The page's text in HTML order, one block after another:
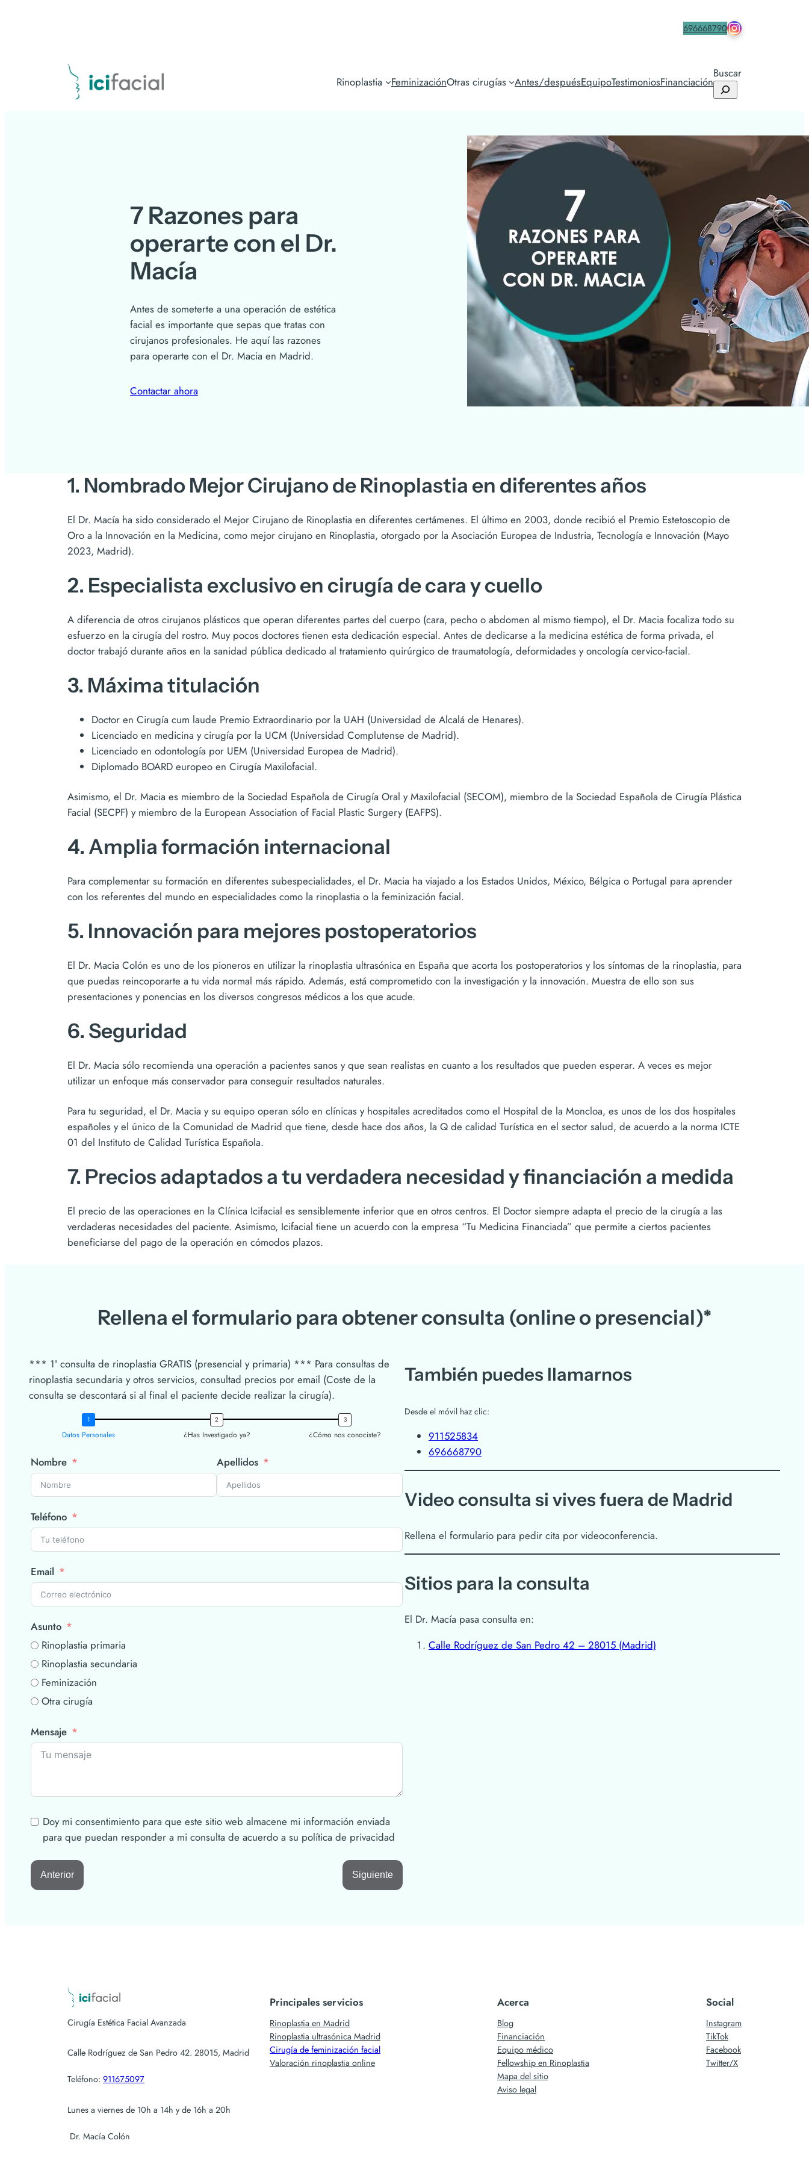
696668790
Rinoplastia FeminizaciónOtras cirugías Antes/despuésEquipoTestimoniosFinanciación
Buscar
7 Razones para
operarte con el Dr.
Macía
Antes de someterte a una operación de estética
facial es importante que sepas que tratas con
cirujanos profesionales. He aquí las razones
para operarte con el Dr. Macia en Madrid.
Contactar ahora
1. Nombrado Mejor Cirujano de Rinoplastia en diferentes años
El Dr. Macía ha sido considerado el Mejor Cirujano de Rinoplastia en diferentes certámenes. El último en 2003, donde recibió el Premio Estetoscopio de
Oro a la Innovación en la Medicina, como mejor cirujano en Rinoplastia, otorgado por la Asociación Europea de Industria, Tecnología e Innovación (Mayo
2023, Madrid).
2. Especialista exclusivo en cirugía de cara y cuello
A diferencia de otros cirujanos plásticos que operan diferentes partes del cuerpo (cara, pecho o abdomen al mismo tiempo), el Dr. Macia focaliza todo su
esfuerzo en la cirugía del rostro. Muy pocos doctores tienen esta dedicación especial. Antes de dedicarse a la medicina estética de forma privada, el
doctor trabajó durante años en la sanidad pública dedicado al tratamiento quirúrgico de traumatología, deformidades y oncología cervico-facial.
3. Máxima titulación
Doctor en Cirugía cum laude Premio Extraordinario por la UAH (Universidad de Alcalá de Henares).
Licenciado en medicina y cirugía por la UCM (Universidad Complutense de Madrid).
Licenciado en odontología por UEM (Universidad Europea de Madrid).
Diplomado BOARD europeo en Cirugía Maxilofacial.
Asimismo, el Dr. Macia es miembro de la Sociedad Española de Cirugía Oral y Maxilofacial (SECOM), miembro de la Sociedad Española de Cirugía Plástica
Facial (SECPF) y miembro de la European Association of Facial Plastic Surgery (EAFPS).
4. Amplia formación internacional
Para complementar su formación en diferentes subespecialidades, el Dr. Macia ha viajado a los Estados Unidos, México, Bélgica o Portugal para aprender
con los referentes del mundo en especialidades como la rinoplastia o la feminización facial.
5. Innovación para mejores postoperatorios
El Dr. Macia Colón es uno de los pioneros en utilizar la rinoplastia ultrasónica en España que acorta los postoperatorios y los síntomas de la rinoplastia, para
que puedas reincoporarte a tu vida normal más rápido. Además, está comprometido con la investigación y la innovación. Muestra de ello son sus
presentaciones y ponencias en los diversos congresos médicos a los que acude.
6. Seguridad
El Dr. Macia sólo recomienda una operación a pacientes sanos y que sean realistas en cuanto a los resultados que pueden esperar. A veces es mejor
utilizar un enfoque más conservador para conseguir resultados naturales.
Para tu seguridad, el Dr. Macia y su equipo operan sólo en clínicas y hospitales acreditados como el Hospital de la Moncloa, es unos de los dos hospitales
españoles y el único de la Comunidad de Madrid que tiene, desde hace dos años, la Q de calidad Turística en el sector salud, de acuerdo a la norma ICTE
01 del Instituto de Calidad Turística Española.
7. Precios adaptados a tu verdadera necesidad y financiación a medida
El precio de las operaciones en la Clínica Icifacial es sensiblemente inferior que en otros centros. El Doctor siempre adapta el precio de la cirugía a las
verdaderas necesidades del paciente. Asimismo, Icifacial tiene un acuerdo con la empresa “Tu Medicina Financiada” que permite a ciertos pacientes
beneficiarse del pago de la operación en cómodos plazos.
Rellena el formulario para obtener consulta (online o presencial)*
*** 1ª consulta de rinoplastia GRATIS (presencial y primaria) *** Para consultas de
rinoplastia secundaria y otros servicios, consultad precios por email (Coste de la
consulta se descontará si al final el paciente decide realizar la cirugía).
Datos Personales ¿Has Investigado ya? ¿Cómo nos conociste?
Nombre Apellidos
Teléfono
Email
Asunto
Rinoplastia primaria
Rinoplastia secundaria
Feminización
Otra cirugía
Mensaje
Doy mi consentimiento para que este sitio web almacene mi información enviada
para que puedan responder a mi consulta de acuerdo a su política de privacidad
Anterior Siguiente
También puedes llamarnos
Desde el móvil haz clic:
911525834
696668790
Video consulta si vives fuera de Madrid
Rellena el formulario para pedir cita por videoconferencia.
Sitios para la consulta
El Dr. Macía pasa consulta en:
Calle Rodríguez de San Pedro 42 – 28015 (Madrid)
Cirugía Estética Facial Avanzada
Calle Rodríguez de San Pedro 42. 28015, Madrid
Teléfono: 911675097
Lunes a viernes de 10h a 14h y de 16h a 20h
Dr. Macía Colón
Principales servicios
Rinoplastia en Madrid
Rinoplastia ultrasónica Madrid
Cirugía de feminización facial
Valoración rinoplastia online
Acerca
Blog
Financiación
Equipo médico
Fellowship en Rinoplastia
Mapa del sitio
Aviso legal
Social
Instagram
TikTok
Facebook
Twitter/X